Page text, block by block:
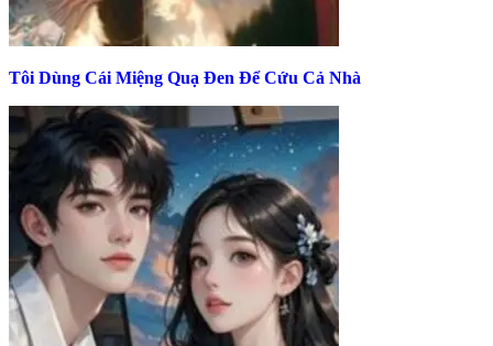
Tôi Dùng Cái Miệng Quạ Đen Để Cứu Cả Nhà